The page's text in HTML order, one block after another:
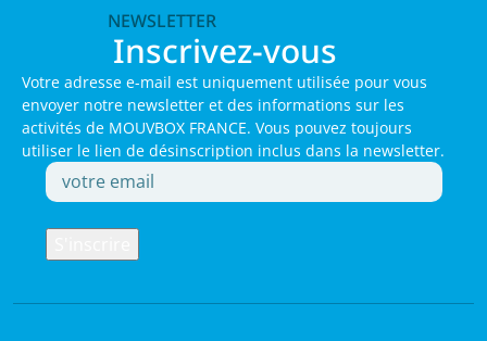
NEWSLETTER
Inscrivez-vous
Votre adresse e-mail est uniquement utilisée pour vous
envoyer notre newsletter et des informations sur les
activités de MOUVBOX FRANCE. Vous pouvez toujours
utiliser le lien de désinscription inclus dans la newsletter.